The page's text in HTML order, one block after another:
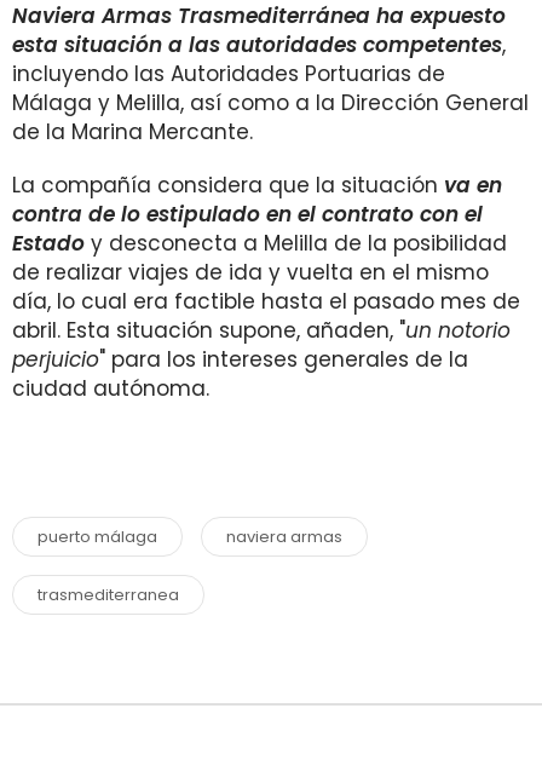
Naviera Armas Trasmediterránea ha expuesto
esta situación a las autoridades competentes,
incluyendo las Autoridades Portuarias de
Málaga y Melilla, así como a la Dirección General
de la Marina Mercante.
La compañía considera que la situación va en
contra de lo estipulado en el contrato con el
Estado y desconecta a Melilla de la posibilidad
de realizar viajes de ida y vuelta en el mismo
día, lo cual era factible hasta el pasado mes de
abril. Esta situación supone, añaden, "un notorio
perjuicio" para los intereses generales de la
ciudad autónoma.
puerto málaga naviera armas
trasmediterranea